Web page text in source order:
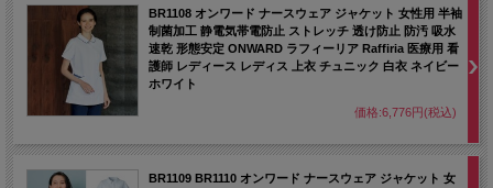
BR1108 オンワード ナースウェア ジャケット 女性用 半袖
制菌加工 静電気帯電防止 ストレッチ 透け防止 防汚 吸水
速乾 形態安定 ONWARD ラフィーリア Raffiria 医療用 看
護師 レディース レディス 上衣 チュニック 白衣 ネイビー
ホワイト
価格:6,776円(税込)
BR1109 BR1110 オンワード ナースウェア ジャケット 女